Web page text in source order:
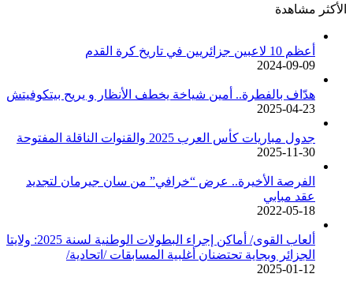
الأكثر مشاهدة
أعظم 10 لاعبين جزائريين في تاريخ كرة القدم
2024-09-09
هدّاف بالفطرة.. أمين شياخة يخطف الأنظار و يريح بيتكوفيتش
2025-04-23
جدول مباريات كأس العرب 2025 والقنوات الناقلة المفتوحة
2025-11-30
الفرصة الأخيرة.. عرض “خرافي” من سان جيرمان لتجديد
عقد مبابي
2022-05-18
ألعاب القوى/ أماكن إجراء البطولات الوطنية لسنة 2025: ولايتا
الجزائر وبجاية تحتضنان أغلبية المسابقات /اتحادية/
2025-01-12